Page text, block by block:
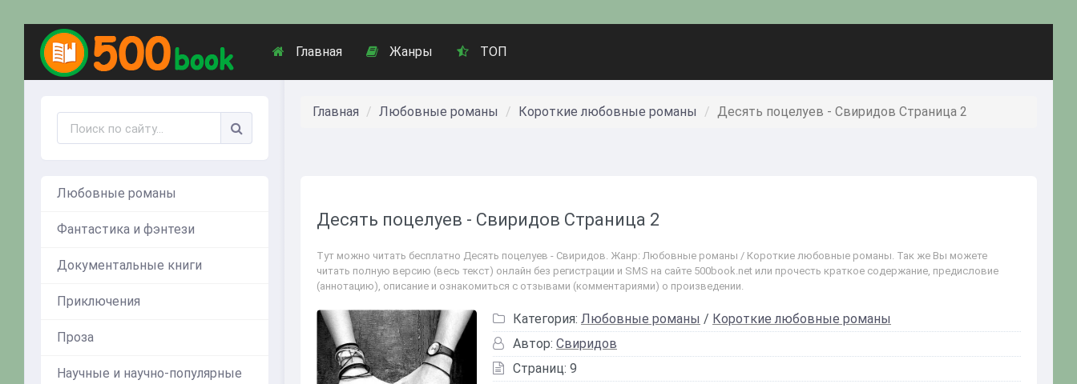
Главная Жанры ТОП
Любовные романы
Фантастика и фэнтези
Документальные книги
Приключения
Проза
Научные и научно-популярные
Главная Любовные романы Короткие любовные романы Десять поцелуев - Свиридов Страница 2
Десять поцелуев - Свиридов Страница 2
Тут можно читать бесплатно Десять поцелуев - Свиридов. Жанр: Любовные романы / Короткие любовные романы. Так же Вы можете
читать полную версию (весь текст) онлайн без регистрации и SMS на сайте 500book.net или прочесть краткое содержание, предисловие
(аннотацию), описание и ознакомиться с отзывами (комментариями) о произведении.
Категория: Любовные романы / Короткие любовные романы
Автор: Свиридов
Страниц: 9